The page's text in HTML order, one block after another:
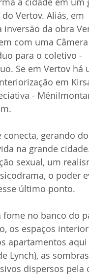
Vertov. Aliás, em
da obra
com uma Câmera
para o coletivo -
Se em Vertov há
em
-
gerando
na grande
sexual, um
o poder
último ponto.
no banco do
os espaços
apartamentos
Lynch), as
dispersos pela